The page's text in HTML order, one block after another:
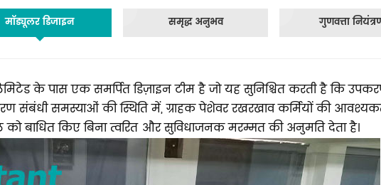
मॉड्यूलर डिजाइन समृद्ध अनुभव गुणवत्ता
के पास एक समर्पित डिज़ाइन टीम है जो यह सुनिश्चित करती है कि
संबंधी समस्याओं की स्थिति में, ग्राहक पेशेवर रखरखाव कर्मियों की
बाधित किए बिना त्वरित और सुविधाजनक मरम्मत की अनुमति देता है।